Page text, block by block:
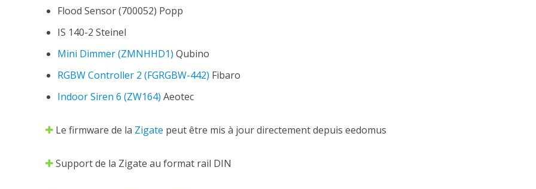
Flood Sensor (700052) Popp
IS 140-2 Steinel
Mini Dimmer (ZMNHHD1) Qubino
RGBW Controller 2 (FGRGBW-442) Fibaro
Indoor Siren 6 (ZW164) Aeotec
Le firmware de la Zigate peut être mis à jour directement depuis eedomus
Support de la Zigate au format rail DIN